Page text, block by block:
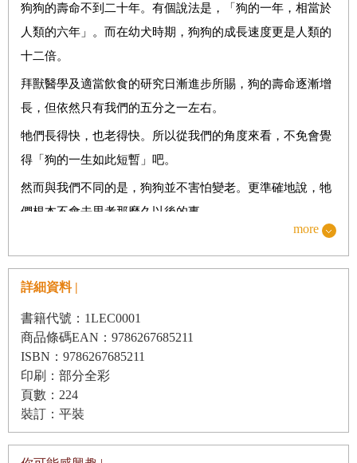
STORY 11 就想在一起！──阿琳Rin
STORY 12 最愛的時間──里昂Leon
STORY 13 與愛犬的別離──皮特Pete
STORY 14 領導者的條件──桃子Momo
STORY 15 矯正問題行為的方法──維琪Vicky
STORY 16 拚上性命的信賴──阿連Ren
STORY 17 狗狗與疼痛──小花Hana
STORY 18 無法拋棄的狗──小春Haru
STORY 20 真正的呼喚──小太郎Kotaro
稱讚狗狗的方法
後記
狗狗的壽命不到二十年。有個說法是，「狗的一年，相當於
人類的六年」。而在幼犬時期，狗狗的成長速度更是人類的
十二倍。
拜獸醫學及適當飲食的研究日漸進步所賜，狗的壽命逐漸增
長，但依然只有我們的五分之一左右。
牠們長得快，也老得快。所以從我們的角度來看，不免會覺
得「狗的一生如此短暫」吧。
然而與我們不同的是，狗狗並不害怕變老。更準確地說，牠
們根本不會去思考那麼久以後的事。
另一方面，過去曾體驗過的任何事情，牠們幾乎都會記得，
狗狗啊，對將來或過去都不是很在意，心裡想著的，只是
「現在」。
對狗狗來說，「現在」或說「當下」的重要性，遠遠超乎我
們人類所能想像到的程度。如果硬要解釋的話，大概就是：
「沒有任何『將來』，會比『現在』更重要。」
因此，牠們不會為了期待將來而在當下有所隱忍，也不會刻
意回想過去而感到悲傷，反而忘記了重要的「當下」。
more
詳細資料 |
書籍代號：1LEC0001
商品條碼EAN：9786267685211
ISBN：9786267685211
印刷：部分全彩
頁數：224
裝訂：平裝